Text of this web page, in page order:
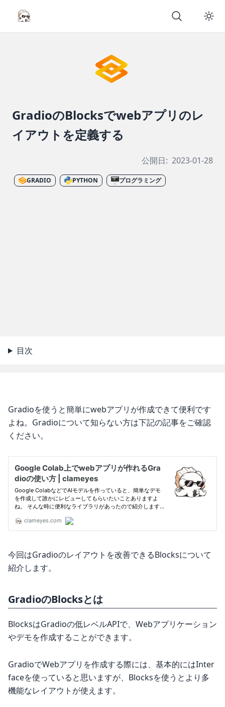
GradioのBlocksでwebアプリのレ
イアウトを定義する
公開日: 2023-01-28
GRADIO PYTHON プログラミング
目次
Gradioを使うと簡単にwebアプリが作成できて便利です
よね。Gradioについて知らない方は下記の記事をご確認
ください。
今回はGradioのレイアウトを改善できるBlocksについて
紹介します。
GradioのBlocksとは
BlocksはGradioの低レベルAPIで、Webアプリケーション
やデモを作成することができます。
GradioでWebアプリを作成する際には、基本的にはInter
faceを使っていると思いますが、Blocksを使うとより多
機能なレイアウトが使えます。